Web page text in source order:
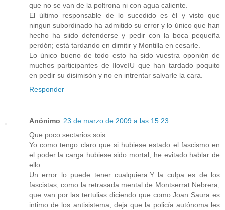
que no se van de la poltrona ni con agua caliente.
El último responsable de lo sucedido es él y visto que
ningun subordinado ha admitido su error y lo único que han
hecho ha siido defenderse y pedir con la boca pequeña
perdón; está tardando en dimitir y Montilla en cesarle.
Lo único bueno de todo esto ha sido vuestra oponión de
muchos participantes de IloveIU que han tardado poquito
en pedir su disimisón y no en intrentar salvarle la cara.
Responder
Anónimo 23 de marzo de 2009 a las 15:23
Que poco sectarios sois.
Yo como tengo claro que si hubiese estado el fascismo en
el poder la carga hubiese sido mortal, he evitado hablar de
ello.
Un error lo puede tener cualquiera.Y la culpa es de los
fascistas, como la retrasada mental de Montserrat Nebrera,
que van por las tertulias diciendo que como Joan Saura es
intimo de los antisistema, deja que la policía autónoma les